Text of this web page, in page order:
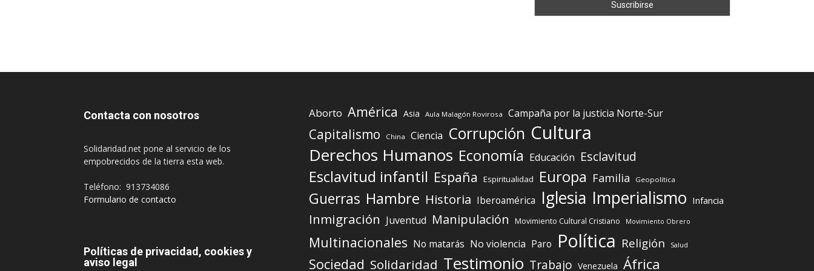
Contacta con nosotros
Solidaridad.net pone al servicio de los
empobrecidos de la tierra esta web.
Teléfono: 913734086
Formulario de contacto
Políticas de privacidad, cookies y
aviso legal
Aborto América Asia Aula Malagón Rovirosa Campaña por la justicia Norte-Sur
Capitalismo China Ciencia Corrupción Cultura
Derechos Humanos Economía Educación Esclavitud
Esclavitud infantil España Espiritualidad Europa Familia Geopolítica
Guerras Hambre Historia Iberoamérica Iglesia Imperialismo Infancia
Inmigración Juventud Manipulación Movimiento Cultural Cristiano Movimiento Obrero
Multinacionales No matarás No violencia Paro Política Religión Salud
Sociedad Solidaridad Testimonio Trabajo Venezuela África